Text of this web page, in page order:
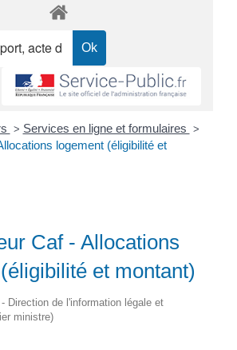
> Services en ligne et formulaires >
logement (éligibilité et
Caf - Allocations
et montant)
Direction de l'information légale et
ministre)